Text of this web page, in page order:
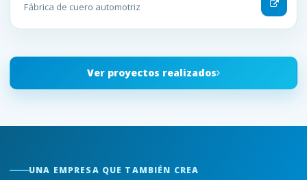
Fábrica de cuero automotriz
Ver proyectos realizados
UNA EMPRESA QUE TAMBIÉN CREA